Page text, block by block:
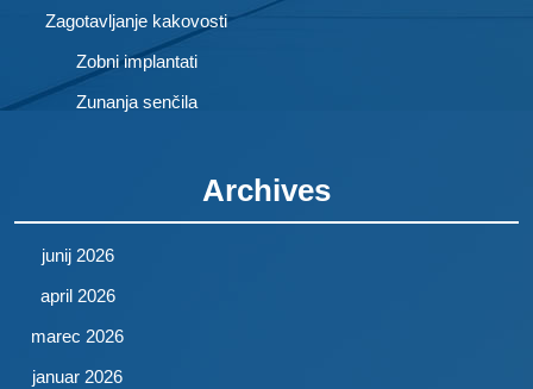
Zagotavljanje kakovosti
Zobni implantati
Zunanja senčila
Archives
junij 2026
april 2026
marec 2026
januar 2026